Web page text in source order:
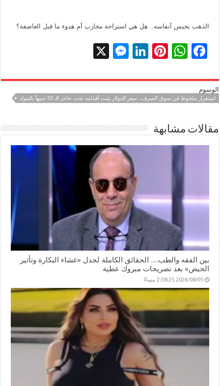
الذهب يحبس أنفاسه.. هل هي استراحة محارب أم هدوء ما قبل العاصفة؟
F
e
b
o
k
W
at
sA
p
Pi
er
es
Li
k
e
n
M
se
n
er
الوسوم
استقرار ملحوظ في سوق الصرف.. سعر الدولار يثبت أقدامه تحت حاجز الـ 53 جنيهاً بالبنوك
مقالات مشابهة
بين الفقه والطب… الحقائق الكاملة لجدل «غشاء البكارة وتأثير
الحيض» بعد تصريحات مبروك عطية
2026/08/05 2:38:25 مساءً